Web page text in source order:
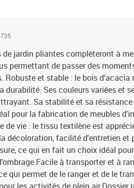
de jardin pliantes complèteront à
permettant de passer des
Robuste et stable : le bois
durabilité. Ses couleurs variées et
Sa stabilité et sa
pour la fabrication de meubles
de vie : le tissu textilène est
décoloration, facilité d'entretien et
ce qui en fait un choix idéal
à transporter et à
qui permet de le ranger et de le